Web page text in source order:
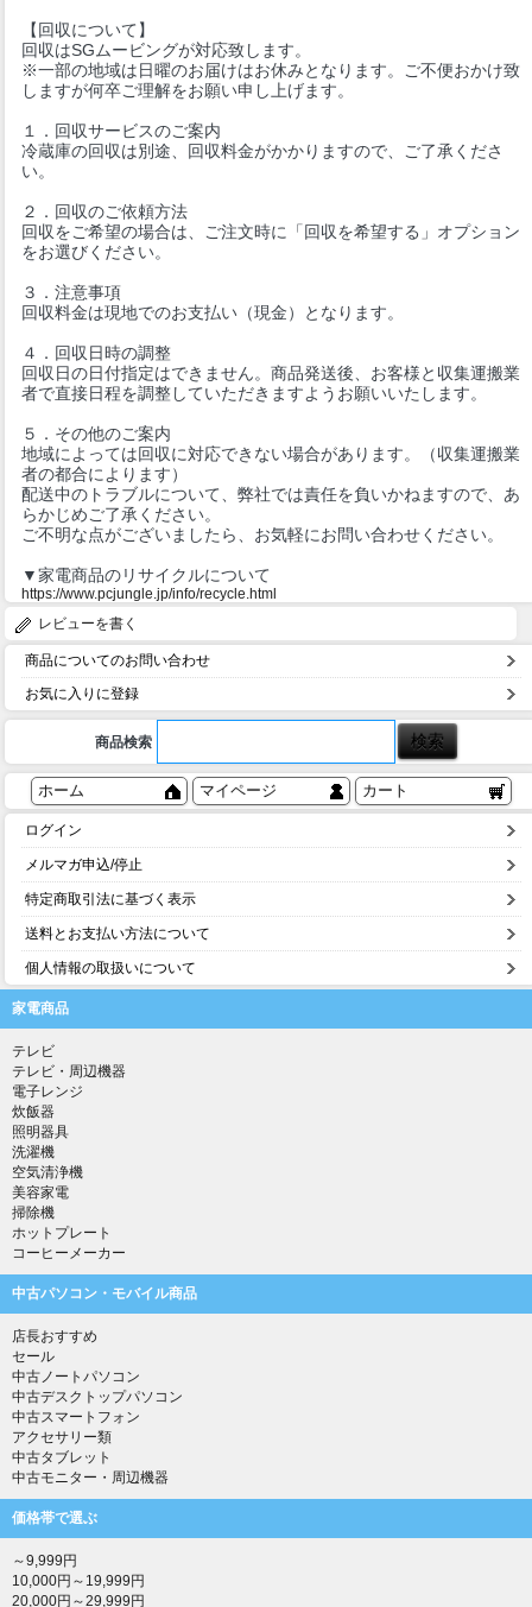
【回収について】
回収はSGムービングが対応致します。
※一部の地域は日曜のお届けはお休みとなります。ご不便おかけ致
しますが何卒ご理解をお願い申し上げます。
１．回収サービスのご案内
冷蔵庫の回収は別途、回収料金がかかりますので、ご了承くださ
い。
２．回収のご依頼方法
回収をご希望の場合は、ご注文時に「回収を希望する」オプション
をお選びください。
３．注意事項
回収料金は現地でのお支払い（現金）となります。
４．回収日時の調整
回収日の日付指定はできません。商品発送後、お客様と収集運搬業
者で直接日程を調整していただきますようお願いいたします。
５．その他のご案内
地域によっては回収に対応できない場合があります。（収集運搬業
者の都合によります）
配送中のトラブルについて、弊社では責任を負いかねますので、あ
らかじめご了承ください。
ご不明な点がございましたら、お気軽にお問い合わせください。
▼家電商品のリサイクルについて
https://www.pcjungle.jp/info/recycle.html
レビューを書く
商品についてのお問い合わせ
お気に入りに登録
商品検索
ホーム マイページ カート
ログイン
メルマガ申込/停止
特定商取引法に基づく表示
送料とお支払い方法について
個人情報の取扱いについて
家電商品
テレビ
テレビ・周辺機器
電子レンジ
炊飯器
照明器具
洗濯機
空気清浄機
美容家電
掃除機
ホットプレート
コーヒーメーカー
中古パソコン・モバイル商品
店長おすすめ
セール
中古ノートパソコン
中古デスクトップパソコン
中古スマートフォン
アクセサリー類
中古タブレット
中古モニター・周辺機器
価格帯で選ぶ
～9,999円
10,000円～19,999円
20,000円～29,999円